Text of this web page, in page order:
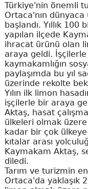
Türkiye'nin önemli
Ortaca'nın
başlandı. Yıllık
yapılan ilçede
ihracat ürünü olan
araya geldi.
kaymakamlığın
paylaşımda bu yıl
üzerinde rekolte
Yılın ilk limon
işçilerle bir araya
Aktaş, hasat
ülkeleri olmak
kadar bir çok
kıtalar arası
Kaymakam Aktaş,
diledi.
Tarım ve turizmin
Ortaca'da yaklaşık